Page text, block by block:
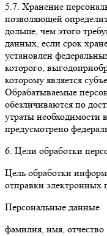
5.7. Хранение
позволяющей
дольше, чем этого
данных, если срок
установлен
которого,
которому является
Обрабатываемые
обезличиваются по
утраты необходимости
предусмотрено
6. Цели обработки
Цель обработки
отправки электронных
Персональные данные
фамилия, имя, отчество